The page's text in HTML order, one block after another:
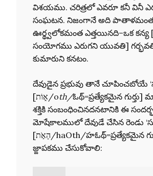
విశయము. చరిత్రలో ఎవరూ కనీ వినీ
సంఘటన. నిజంగానే అది
ఊర్థ్వలోకమంత ఎత్తయినది–ఒక కన్య
సంయోగము ఎరుగని యువతి]
కుమారుని కనటం.
దేవుడైన ప్రభువు తానే చూపించబోయే
[א֑וֹת/oth/ఓథ్=ప్రత్యేకమైన
శక్తికి సంబంధించినదనటానికి ఈ
మోషేకాలములో దేవుడే చేసిన రెండు
[הָאֹ֣ת/haOth/హఓథ్=ప్రత్యేకమైన గుర్తు]
జ్ఙాపకము చేసుకోవాలి: